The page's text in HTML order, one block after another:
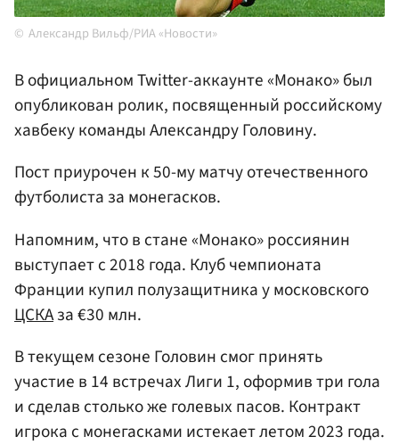
Александр Вильф/РИА «Новости»
В официальном Twitter-аккаунте «Монако» был
опубликован ролик, посвященный российскому
хавбеку команды Александру Головину.
Пост приурочен к 50-му матчу отечественного
футболиста за монегасков.
Напомним, что в стане «Монако» россиянин
выступает с 2018 года. Клуб чемпионата
Франции купил полузащитника у московского
ЦСКАза €30 млн.
В текущем сезоне Головин смог принять
участие в 14 встречах Лиги 1, оформив три гола
и сделав столько же голевых пасов. Контракт
игрока с монегасками истекает летом 2023 года.